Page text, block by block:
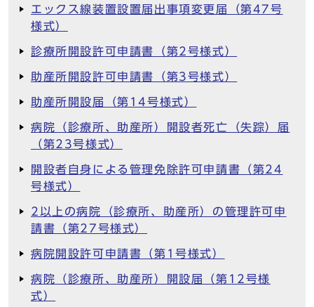
エックス線装置設置届出事項変更届（第47号
様式）
診療所開設許可申請書（第2号様式）
助産所開設許可申請書（第3号様式）
助産所開設届（第14号様式）
病院（診療所、助産所）開設者死亡（失踪）届
（第23号様式）
開設者自身による管理免除許可申請書（第24
号様式）
2以上の病院（診療所、助産所）の管理許可申
請書（第27号様式）
病院開設許可申請書（第1号様式）
病院（診療所、助産所）開設届（第12号様
式）